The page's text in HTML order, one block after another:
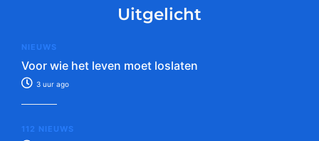
Uitgelicht
NIEUWS
Voor wie het leven moet loslaten
3 uur ago
112 NIEUWS